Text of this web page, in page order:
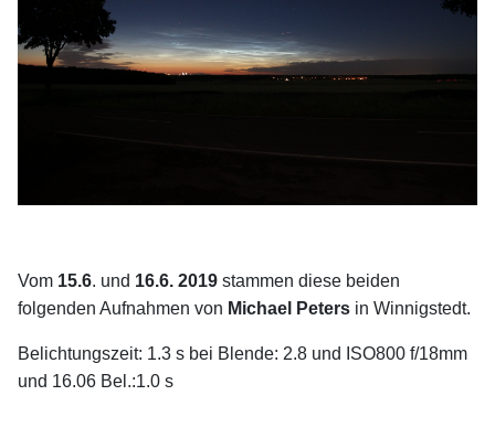
Vom 15.6. und 16.6. 2019 stammen diese beiden
folgenden Aufnahmen von Michael Peters in Winnigstedt.
Belichtungszeit: 1.3 s bei Blende: 2.8 und ISO800 f/18mm
und 16.06 Bel.:1.0 s